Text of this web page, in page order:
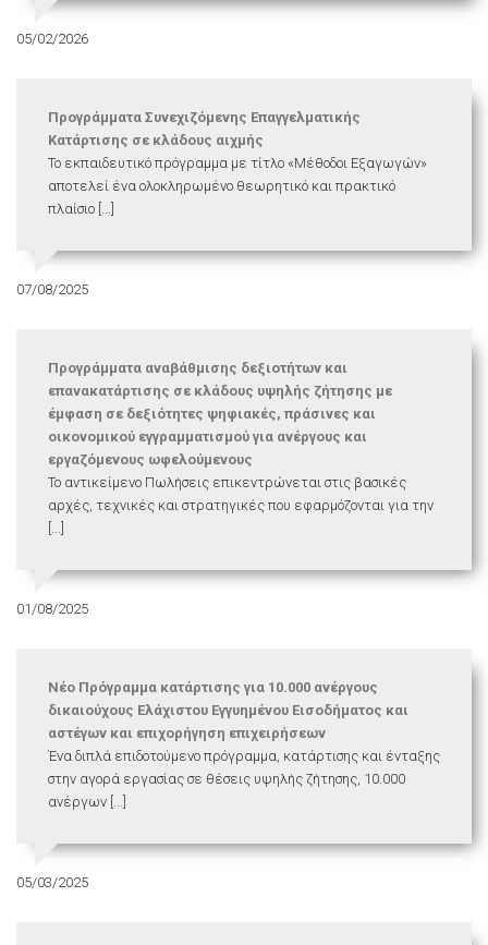
05/02/2026
Προγράμματα Συνεχιζόμενης Επαγγελματικής
Κατάρτισης σε κλάδους αιχμής
Το εκπαιδευτικό πρόγραμμα με τίτλο «Μέθοδοι Εξαγωγών»
αποτελεί ένα ολοκληρωμένο θεωρητικό και πρακτικό
πλαίσιο [...]
07/08/2025
Προγράμματα αναβάθμισης δεξιοτήτων και
επανακατάρτισης σε κλάδους υψηλής ζήτησης με
έμφαση σε δεξιότητες ψηφιακές, πράσινες και
οικονομικού εγγραμματισμού για ανέργους και
εργαζόμενους ωφελούμενους
Το αντικείμενο Πωλήσεις επικεντρώνεται στις βασικές
αρχές, τεχνικές και στρατηγικές που εφαρμόζονται για την
[...]
01/08/2025
Νέο Πρόγραμμα κατάρτισης για 10.000 ανέργους
δικαιούχους Ελάχιστου Εγγυημένου Εισοδήματος και
αστέγων και επιχορήγηση επιχειρήσεων
Ένα διπλά επιδοτούμενο πρόγραμμα, κατάρτισης και ένταξης
στην αγορά εργασίας σε θέσεις υψηλής ζήτησης, 10.000
ανέργων [...]
05/03/2025